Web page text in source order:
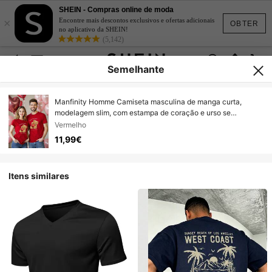
OBTER
×
SHEIN - Compras online de moda
Encontre mais descontos exclusivos e ofertas adicionais
no aplicativo da SHEIN!
(5,142)
Semelhante
Manfinity Homme Camiseta masculina de manga curta,
modelagem slim, com estampa de coração e urso se
abraçando. Ideal para encontros e reuniões, e também uma
ótima opção de presente para o namorado.
Vermelho
11,99€
Itens similares